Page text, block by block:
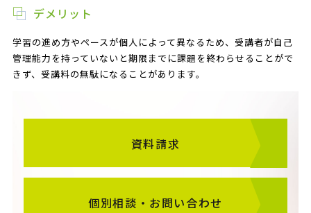
デメリット
学習の進め方やペースが個人によって異なるため、受講者が自己
管理能力を持っていないと期限までに課題を終わらせることがで
きず、受講料の無駄になることがあります。
資料請求
個別相談・お問い合わせ